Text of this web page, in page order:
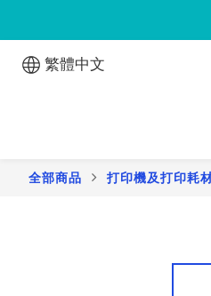
繁體中文
全部商品 打印機及打印耗